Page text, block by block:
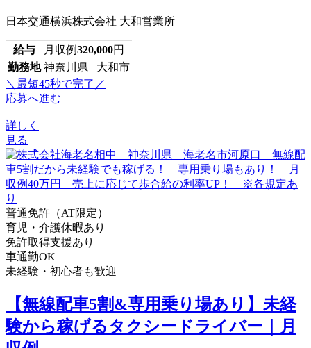
日本交通横浜株式会社 大和営業所
給与 月収例320,000円
勤務地 神奈川県 大和市
＼最短45秒で完了／
応募へ進む
詳しく
見る
普通免許（AT限定）
育児・介護休暇あり
免許取得支援あり
車通勤OK
未経験・初心者も歓迎
【無線配車5割&専用乗り場あり】未経
験から稼げるタクシードライバー｜月